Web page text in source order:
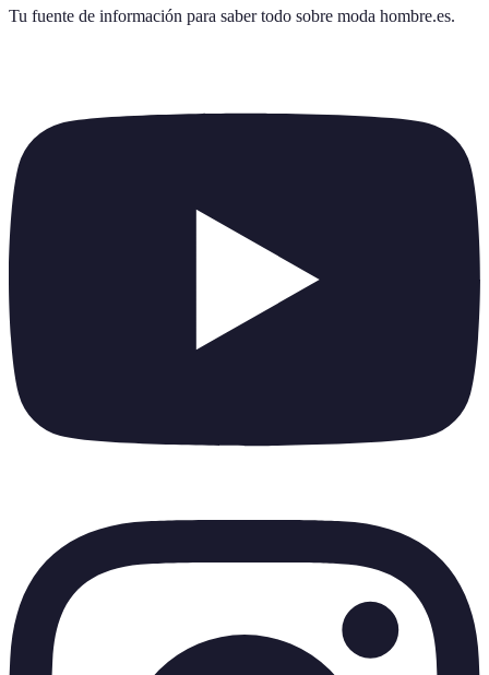
Tu fuente de información para saber todo sobre moda hombre.es.